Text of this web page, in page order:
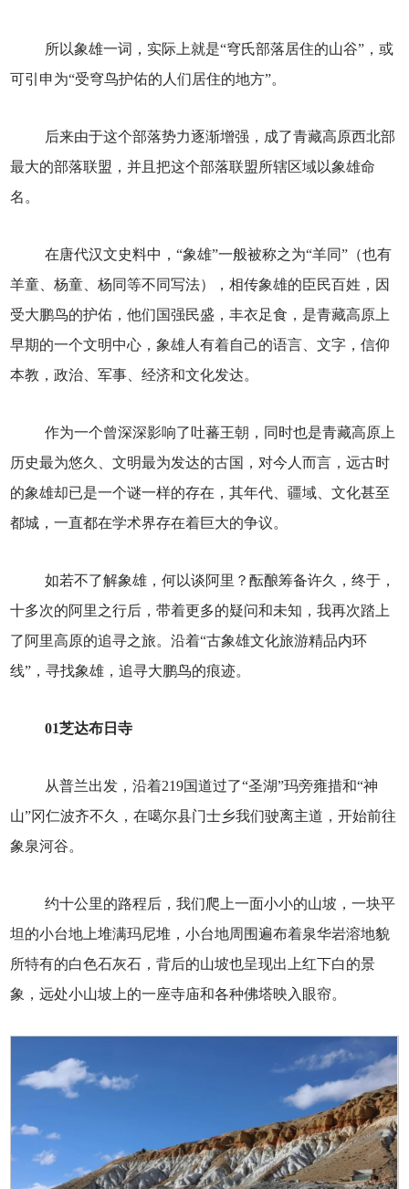
所以象雄一词，实际上就是“穹氏部落居住的山谷”，或
可引申为“受穹鸟护佑的人们居住的地方”。
后来由于这个部落势力逐渐增强，成了青藏高原西北部
最大的部落联盟，并且把这个部落联盟所辖区域以象雄命
名。
在唐代汉文史料中，“象雄”一般被称之为“羊同”（也有
羊童、杨童、杨同等不同写法），相传象雄的臣民百姓，因
受大鹏鸟的护佑，他们国强民盛，丰衣足食，是青藏高原上
早期的一个文明中心，象雄人有着自己的语言、文字，信仰
本教，政治、军事、经济和文化发达。
作为一个曾深深影响了吐蕃王朝，同时也是青藏高原上
历史最为悠久、文明最为发达的古国，对今人而言，远古时
的象雄却已是一个谜一样的存在，其年代、疆域、文化甚至
都城，一直都在学术界存在着巨大的争议。
如若不了解象雄，何以谈阿里？酝酿筹备许久，终于，
十多次的阿里之行后，带着更多的疑问和未知，我再次踏上
了阿里高原的追寻之旅。沿着“古象雄文化旅游精品内环
线”，寻找象雄，追寻大鹏鸟的痕迹。
01芝达布日寺
从普兰出发，沿着219国道过了“圣湖”玛旁雍措和“神
山”冈仁波齐不久，在噶尔县门士乡我们驶离主道，开始前往
象泉河谷。
约十公里的路程后，我们爬上一面小小的山坡，一块平
坦的小台地上堆满玛尼堆，小台地周围遍布着泉华岩溶地貌
所特有的白色石灰石，背后的山坡也呈现出上红下白的景
象，远处小山坡上的一座寺庙和各种佛塔映入眼帘。